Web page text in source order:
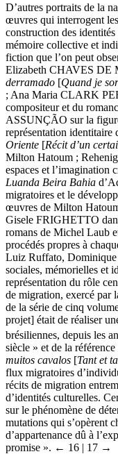
D’autres portraits de la
œuvres qui interrogent
construction des
mémoire collective et
fiction que l’on peut
Elizabeth CHAVES DE
derramado [Quand je
; Ana Maria CLARK
compositeur et du
ASSUNÇÃO sur la
représentation identitaire
Oriente [Récit d’un
Milton Hatoum ;
espaces et l’imagination
Luanda Beira Bahia
migratoires et le
œuvres de Milton
Gisele FRIGHETTO
romans de Michel Laub
procédés propres à
Luiz Ruffato, Dominique
sociales, mémorielles et
représentation du rôle
de migration, exercé par
de la série de cinq
projet] était de réaliser
brésiliennes, depuis les
siècle » et de la
muitos cavalos [Tant et
flux migratoires
récits de migration
d’identités culturelles.
sur le phénomène de
mutations qui s’opèrent
d’appartenance dû à
promise ». ← 16 | 17 →